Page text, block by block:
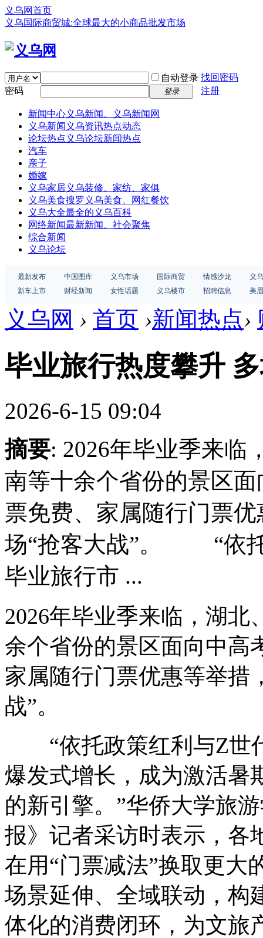
义乌网首页
义乌国际商贸城:全球最大的小商品批发市场
自动登录 找回密码
密码
登录 注册
新闻中心义乌新闻、义乌新闻网
义乌新闻 义乌资讯热点动态
论坛热点 义乌论坛新闻热点
汽车
亲子
婚嫁
义乌家居义乌装修、家纺、家俱
义乌美食搜罗义乌美食、网红餐饮
义乌大全最全的义乌百科
网络新闻最新新闻、社会聚焦
综合新闻
义乌论坛
最新发布 中国图库 义乌市场 国际商贸 情感沙龙
义
新车上市
财经新闻 女性话题 义乌楼市 招聘信息 美
义乌网 › 首页 ›新闻热点›
毕业旅行热度攀升
2026-6-15 09:04
摘要: 2026年毕业季来临
南等十余个省份的景区
票免费、家属随行门票
场“抢客大战”。 “依托
毕业旅行市 ...
2026年毕业季来临，湖
余个省份的景区面向中高
家属随行门票优惠等举措
战”。
“依托政策红利与Z世
爆发式增长，成为激活暑
的新引擎。”华侨大学旅
报》记者采访时表示，各
在用“门票减法”换取更大
场景延伸、全域联动，构
体化的消费闭环，为文旅